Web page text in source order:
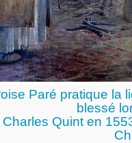
Paré pratique la
blessé
Charles Quint en